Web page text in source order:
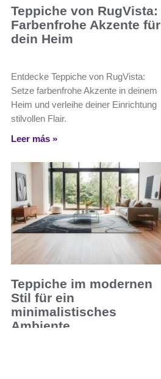
Teppiche von RugVista:
Farbenfrohe Akzente für
dein Heim
Entdecke Teppiche von RugVista:
Setze farbenfrohe Akzente in deinem
Heim und verleihe deiner Einrichtung
stilvollen Flair.
Leer más »
Teppiche im modernen
Stil für ein
minimalistisches
Ambiente